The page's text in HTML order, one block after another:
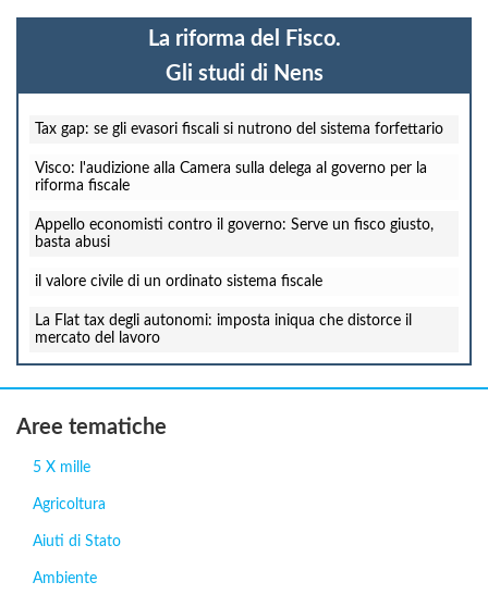
La riforma del Fisco.
Gli studi di Nens
Tax gap: se gli evasori fiscali si nutrono del sistema forfettario
Visco: l'audizione alla Camera sulla delega al governo per la
riforma fiscale
Appello economisti contro il governo: Serve un fisco giusto,
basta abusi
il valore civile di un ordinato sistema fiscale
La Flat tax degli autonomi: imposta iniqua che distorce il
mercato del lavoro
Aree tematiche
5 X mille
Agricoltura
Aiuti di Stato
Ambiente